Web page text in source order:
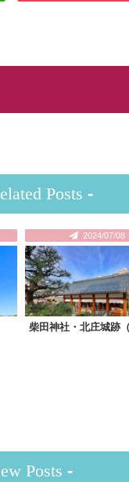
Posts -
2024/07/08
柴田神社・北庄城跡（
Posts -